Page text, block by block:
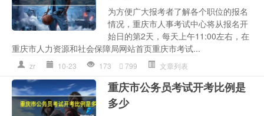
为方便广大报考者了解各个职位的报名
情况，重庆市人事考试中心将从报名开
始日的第2天，每天上午11:00左右，在
重庆市人力资源和社会保障局网站首页重庆市考试...
zr 10-23 173 799 文章列表
重庆市公务员考试开考比例是
多少